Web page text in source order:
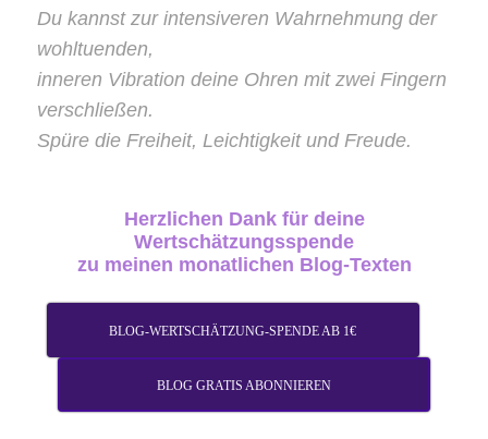
Du kannst zur intensiveren Wahrnehmung der
wohltuenden,
inneren Vibration deine Ohren mit zwei Fingern
verschließen.
Spüre die Freiheit, Leichtigkeit und Freude.
Herzlichen Dankfür deine
Wertschätzungsspende
zu meinen monatlichen Blog-Texten
BLOG-WERTSCHÄTZUNG-SPENDE AB 1€
BLOG GRATIS ABONNIEREN